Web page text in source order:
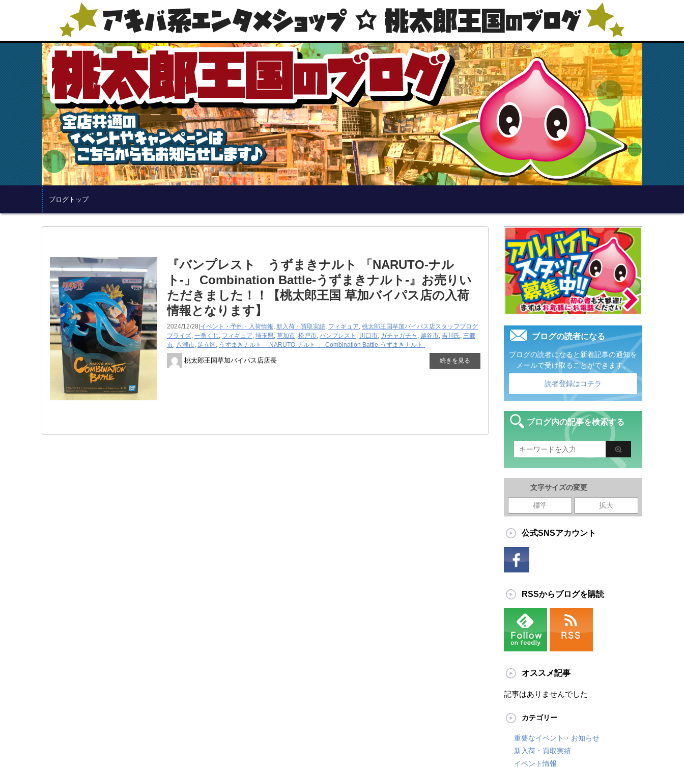
ブログトップ
『バンプレスト うずまきナルト ​「NARUTO-ナル
ト-」 ​Combination ​Battle-うずまきナルト-』お売りい
ただきました！！【桃太郎王国 草加バイパス店の入荷
情報となります】
2024/12/28| イベント・予約・入荷情報, 新入荷・買取実績, フィギュア, 桃太郎王国草加バイパス店スタッフブログ
プライズ, 一番くじ , フィギュア, 埼玉県, 草加市, 松戸市, バンプレスト , 川口市, ガチャガチャ , 越谷市, 吉川氏, 三郷
市, 八潮市, 足立区, うずまきナルト ​「NARUTO-ナルト-」 ​Combination ​Battle-うずまきナルト-
桃太郎王国草加バイパス店店長 続きを見る
ブログの読者になる
ブログの読者になると新着記事の通知を
メールで受け取ることができます。
読者登録はコチラ
ブログ内の記事を検索する
文字サイズの変更
標準 拡大
公式SNSアカウント
RSSからブログを購読
オススメ記事
記事はありませんでした
カテゴリー
重要なイベント・お知らせ
新入荷・買取実績
イベント情報